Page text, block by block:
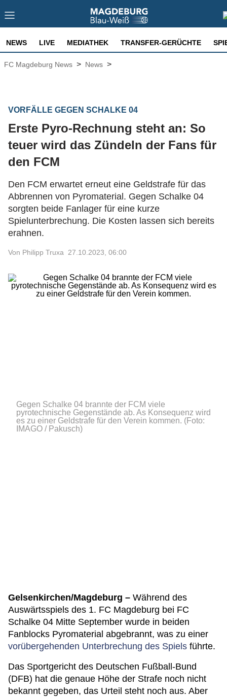
NEWS LIVE MEDIATHEK TRANSFER-GERÜCHTE
FC Magdeburg News > News >
VORFÄLLE GEGEN SCHALKE 04
Erste Pyro-Rechnung steht an: So
teuer wird das Zündeln der Fans für
den FCM
Den FCM erwartet erneut eine Geldstrafe für das
Abbrennen von Pyromaterial. Gegen Schalke 04
sorgten beide Fanlager für eine kurze
Spielunterbrechung. Die Kosten lassen sich bereits
erahnen.
Von Philipp Truxa 27.10.2023, 06:00
Gegen Schalke 04 brannte der FCM viele
pyrotechnische Gegenstände ab. As Konsequenz wird
es zu einer Geldstrafe für den Verein kommen. (Foto:
IMAGO / Pakusch)
Gelsenkirchen/Magdeburg – Während des
Auswärtsspiels des 1. FC Magdeburg bei FC
Schalke 04 Mitte September wurde in beiden
Fanblocks Pyromaterial abgebrannt, was zu einer
vorübergehenden Unterbrechung des Spiels führte.
Das Sportgericht des Deutschen Fußball-Bund
(DFB) hat die genaue Höhe der Strafe noch nicht
bekannt gegeben, das Urteil steht noch aus. Aber